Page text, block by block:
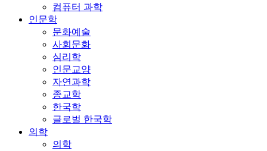
컴퓨터 과학
인문학
문화예술
사회문화
심리학
인문교양
자연과학
종교학
한국학
글로벌 한국학
의학
의학